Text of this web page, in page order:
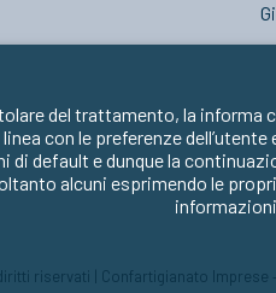
riservati | Confartigianato Imprese
del trattamento, la informa
con le preferenze
di default e dunque la
alcuni esprimendo le